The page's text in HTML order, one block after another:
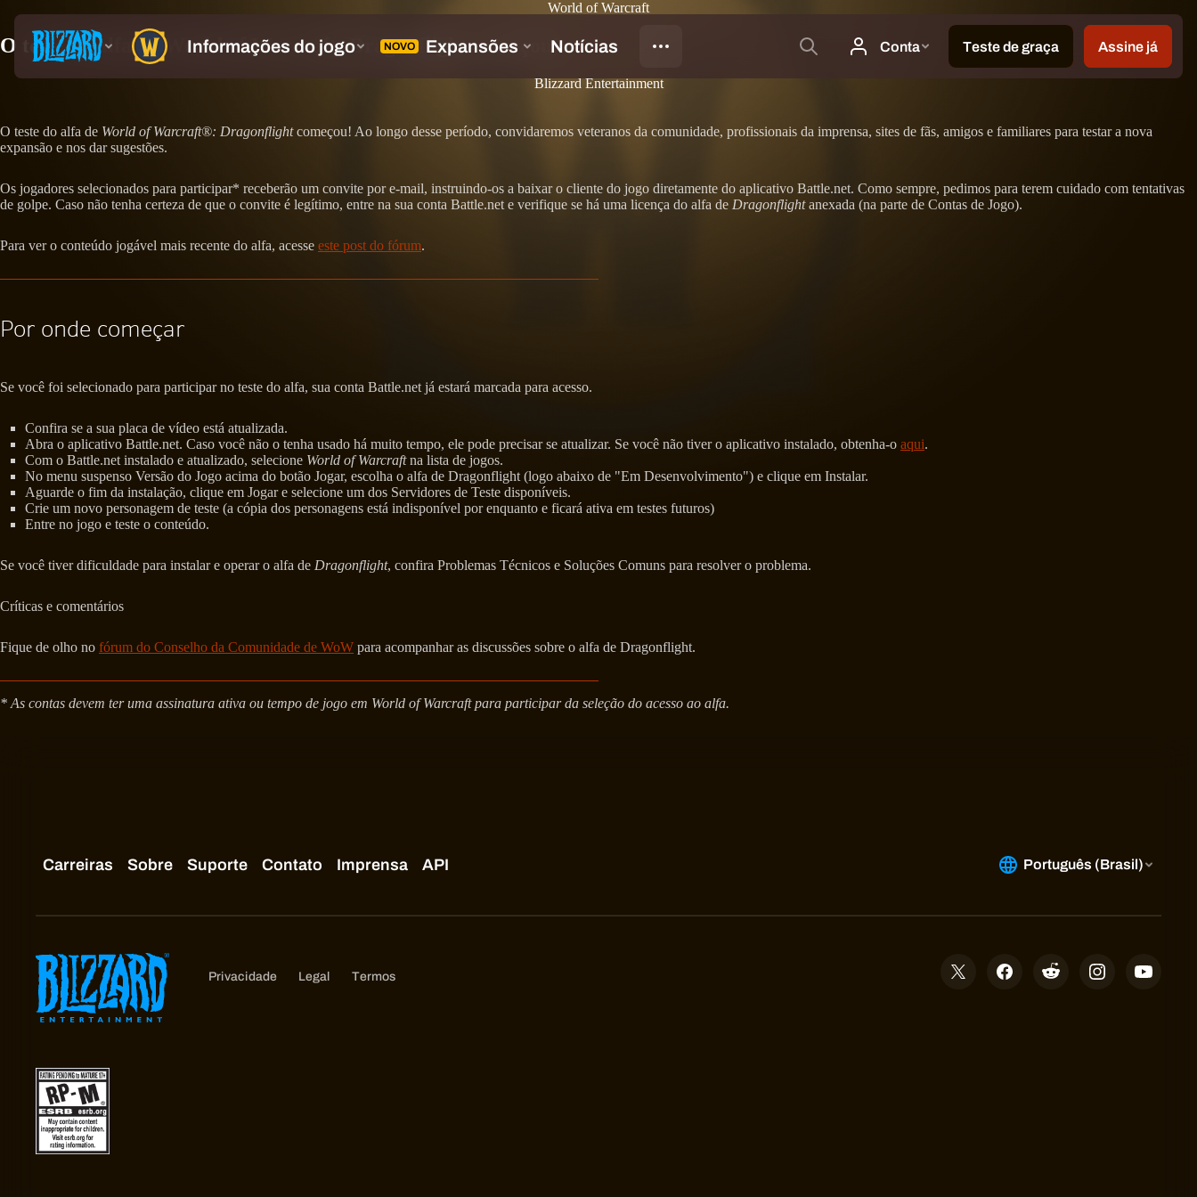
World of Warcraft
O teste do alfa de World of Warcraft: Dragonflight começou!
Blizzard Entertainment
O teste do alfa de World of Warcraft®: Dragonflightcomeçou! Ao longo desse período, convidaremos veteranos da comunidade, profissionais da imprensa, sites de fãs, amigos e familiares para testar a nova
expansão e nos dar sugestões.
Os jogadores selecionados para participar* receberão um convite por e-mail, instruindo-os a baixar o cliente do jogo diretamente do aplicativo Battle.net. Como sempre, pedimos para terem cuidado com tentativas
de golpe. Caso não tenha certeza de que o convite é legítimo, entre na sua conta Battle.net e verifique se há uma licença do alfa de Dragonflightanexada (na parte de Contas de Jogo).
Para ver o conteúdo jogável mais recente do alfa, acesse este post do fórum.
Por onde começar
Se você foi selecionado para participar no teste do alfa, sua conta Battle.net já estará marcada para acesso.
Confira se a sua placa de vídeo está atualizada.
Abra o aplicativo Battle.net. Caso você não o tenha usado há muito tempo, ele pode precisar se atualizar. Se você não tiver o aplicativo instalado, obtenha-o aqui.
Com o Battle.net instalado e atualizado, selecione World of Warcraftna lista de jogos.
No menu suspenso Versão do Jogo acima do botão Jogar, escolha o alfa de Dragonflight (logo abaixo de "Em Desenvolvimento") e clique em Instalar.
Aguarde o fim da instalação, clique em Jogar e selecione um dos Servidores de Teste disponíveis.
Crie um novo personagem de teste (a cópia dos personagens está indisponível por enquanto e ficará ativa em testes futuros)
Entre no jogo e teste o conteúdo.
Se você tiver dificuldade para instalar e operar o alfa de Dragonflight, confira Problemas Técnicos e Soluções Comuns para resolver o problema.
Críticas e comentários
Fique de olho no fórum do Conselho da Comunidade de WoW para acompanhar as discussões sobre o alfa de Dragonflight.
* As contas devem ter uma assinatura ativa ou tempo de jogo em World of Warcraft para participar da seleção do acesso ao alfa.